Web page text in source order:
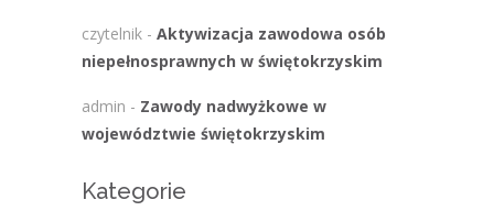
czytelnik - Aktywizacja zawodowa osób
niepełnosprawnych w świętokrzyskim
admin - Zawody nadwyżkowe w
województwie świętokrzyskim
Kategorie